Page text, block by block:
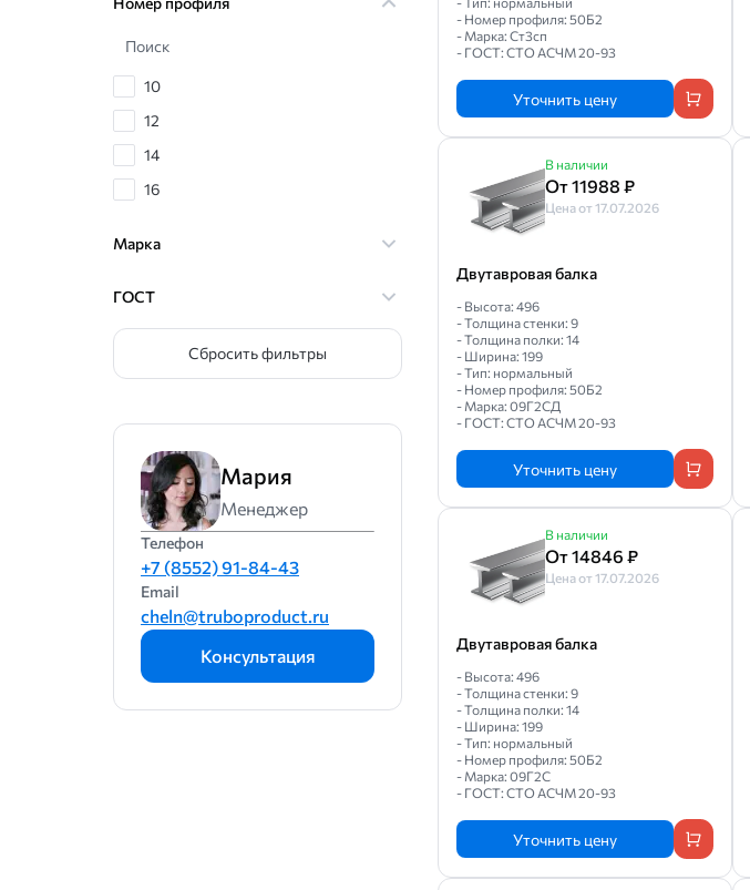
Поиск
10
12
14
16
22
24
33
36
40
45
50
55
60
Марка
ГОСТ
Сбросить фильтры
Мария
Менеджер
Телефон
+7 (8552) 91-84-43
Email
cheln@truboproduct.ru
Консультация
- Номер профиля: 50Б2
- Марка: Ст3сп
- ГОСТ: СТО АСЧМ 20-93
Уточнить цену
В наличии
От 11988 ₽
Цена от 17.07.2026
Двутавровая балка
- Высота: 496
- Толщина стенки: 9
- Толщина полки: 14
- Ширина: 199
- Тип: нормальный
- Номер профиля: 50Б2
- Марка: 09Г2СД
- ГОСТ: СТО АСЧМ 20-93
Уточнить цену
В наличии
От 14846 ₽
Цена от 17.07.2026
Двутавровая балка
- Высота: 496
- Толщина стенки: 9
- Толщина полки: 14
- Ширина: 199
- Тип: нормальный
- Номер профиля: 50Б2
- Марка: 09Г2С
- ГОСТ: СТО АСЧМ 20-93
Уточнить цену